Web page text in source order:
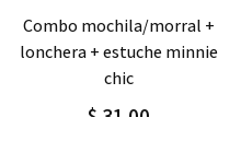
Agregar Detalle
combo mochila/morral +
lonchera + estuche mickey
mouse tool
$ 31,00